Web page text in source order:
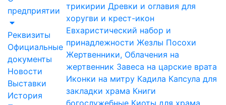
предприятии
Реквизиты
Официальные
документы
Новости
Выставки
История
трикирии Древки и оглавия для
хоругви и крест-икон
Евхаристический набор и
принадлежности Жезлы Посохи
Жертвенники, Облачения на
жертвенник Завеса на царские врата
Иконки на митру Кадила Капсула для
закладки храма Книги
богослужебные Киоты для храма